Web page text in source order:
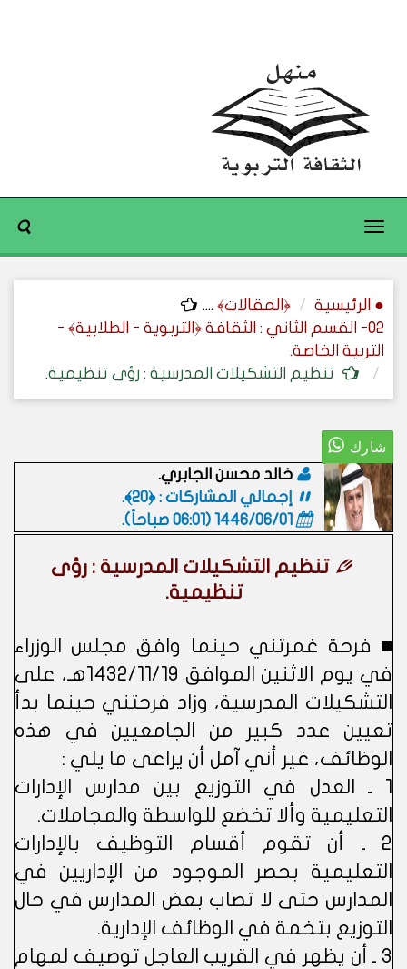
Toggle
● الرئيسية ﴿المقالات﴾ ....
02- القسم الثاني : الثقافة ﴿التربوية - الطلابية﴾ -
التربية الخاصة.
تنظيم التشكيلات المدرسية : رؤى تنظيمية.
خالد محسن الجابري.
إجمالي المشاركات : ﴿20﴾.
1446/06/01 (06:01 صباحاً)
.
تنظيم التشكيلات المدرسية : رؤى
تنظيمية.
■ فرحة غمرتني حينما وافق مجلس الوزراء
في يوم الاثنين الموافق 1432/11/19هـ، على
التشكيلات المدرسية، وزاد فرحتني حينما بدأ
تعيين عدد كبير من الجامعيين في هذه
الوظائف، غير أني آمل أن يراعى ما يلي :
1 ـ العدل في التوزيع بين مدارس الإدارات
التعليمية وألا تخضع للواسطة والمجاملات.
2 ـ أن تقوم أقسام التوظيف بالإدارات
التعليمية بحصر الموجود من الإداريين في
المدارس حتى لا تصاب بعض المدارس في حال
التوزيع بتخمة في الوظائف الإدارية.
3 ـ أن يظهر في القريب العاجل توصيف لمهام